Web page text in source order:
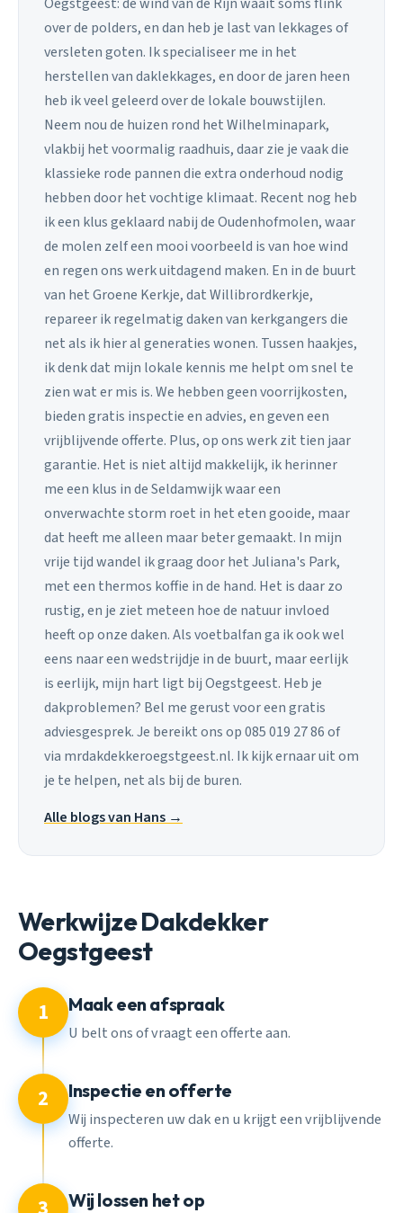
over de polders, en dan heb je last van lekkages of
versleten goten. Ik specialiseer me in het
herstellen van daklekkages, en door de jaren heen
heb ik veel geleerd over de lokale bouwstijlen.
Neem nou de huizen rond het Wilhelminapark,
vlakbij het voormalig raadhuis, daar zie je vaak die
klassieke rode pannen die extra onderhoud nodig
hebben door het vochtige klimaat. Recent nog heb
ik een klus geklaard nabij de Oudenhofmolen, waar
de molen zelf een mooi voorbeeld is van hoe wind
en regen ons werk uitdagend maken. En in de buurt
van het Groene Kerkje, dat Willibrordkerkje,
repareer ik regelmatig daken van kerkgangers die
net als ik hier al generaties wonen. Tussen haakjes,
ik denk dat mijn lokale kennis me helpt om snel te
zien wat er mis is. We hebben geen voorrijkosten,
bieden gratis inspectie en advies, en geven een
vrijblijvende offerte. Plus, op ons werk zit tien jaar
garantie. Het is niet altijd makkelijk, ik herinner
me een klus in de Seldamwijk waar een
onverwachte storm roet in het eten gooide, maar
dat heeft me alleen maar beter gemaakt. In mijn
vrije tijd wandel ik graag door het Juliana's Park,
met een thermos koffie in de hand. Het is daar zo
rustig, en je ziet meteen hoe de natuur invloed
heeft op onze daken. Als voetbalfan ga ik ook wel
eens naar een wedstrijdje in de buurt, maar eerlijk
is eerlijk, mijn hart ligt bij Oegstgeest. Heb je
dakproblemen? Bel me gerust voor een gratis
adviesgesprek. Je bereikt ons op 085 019 27 86 of
via mrdakdekkeroegstgeest.nl. Ik kijk ernaar uit om
je te helpen, net als bij de buren.
Alle blogs van Hans →
Werkwijze Dakdekker
Oegstgeest
1 Maak een afspraak
U belt ons of vraagt een offerte aan.
2 Inspectie en offerte
Wij inspecteren uw dak en u krijgt een vrijblijvende
offerte.
Wij lossen het op